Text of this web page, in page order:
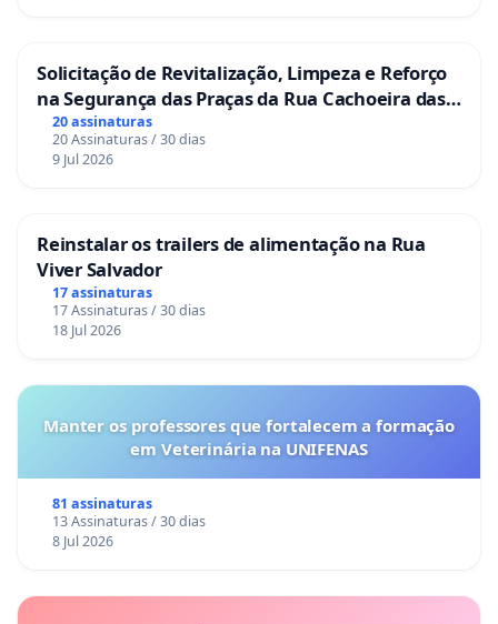
Solicitação de Revitalização, Limpeza e Reforço
na Segurança das Praças da Rua Cachoeira das
Sete Ilhas
20 assinaturas
20 Assinaturas / 30 dias
9 Jul 2026
Reinstalar os trailers de alimentação na Rua
Viver Salvador
17 assinaturas
17 Assinaturas / 30 dias
18 Jul 2026
Manter os professores que fortalecem a formação
em Veterinária na UNIFENAS
81 assinaturas
13 Assinaturas / 30 dias
8 Jul 2026